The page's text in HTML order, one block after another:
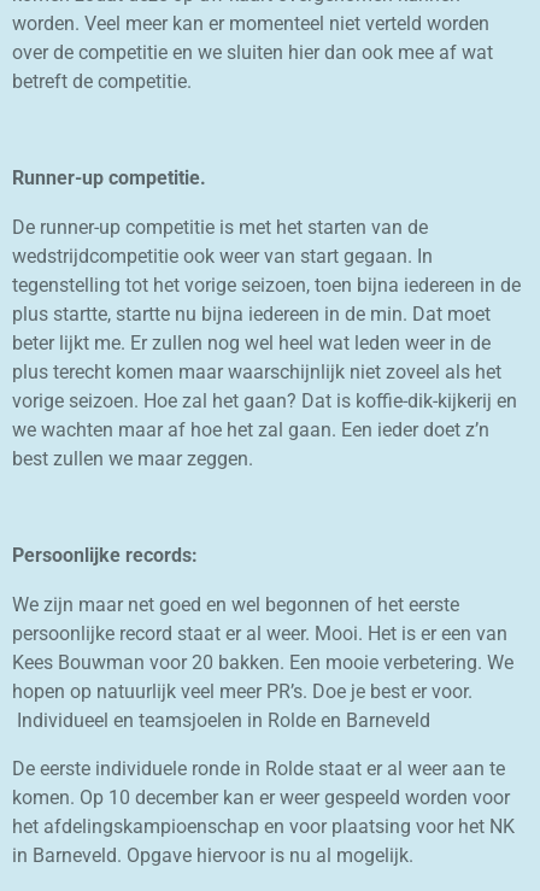
worden. Veel meer kan er momenteel niet verteld worden
over de competitie en we sluiten hier dan ook mee af wat
betreft de competitie.
Runner-up competitie.
De runner-up competitie is met het starten van de
wedstrijdcompetitie ook weer van start gegaan. In
tegenstelling tot het vorige seizoen, toen bijna iedereen in de
plus startte, startte nu bijna iedereen in de min. Dat moet
beter lijkt me. Er zullen nog wel heel wat leden weer in de
plus terecht komen maar waarschijnlijk niet zoveel als het
vorige seizoen. Hoe zal het gaan? Dat is koffie-dik-kijkerij en
we wachten maar af hoe het zal gaan. Een ieder doet z’n
best zullen we maar zeggen.
Persoonlijke records:
We zijn maar net goed en wel begonnen of het eerste
persoonlijke record staat er al weer. Mooi. Het is er een van
Kees Bouwman voor 20 bakken. Een mooie verbetering. We
hopen op natuurlijk veel meer PR’s. Doe je best er voor.
Individueel en teamsjoelen in Rolde en Barneveld
De eerste individuele ronde in Rolde staat er al weer aan te
komen. Op 10 december kan er weer gespeeld worden voor
het afdelingskampioenschap en voor plaatsing voor het NK
in Barneveld. Opgave hiervoor is nu al mogelijk.